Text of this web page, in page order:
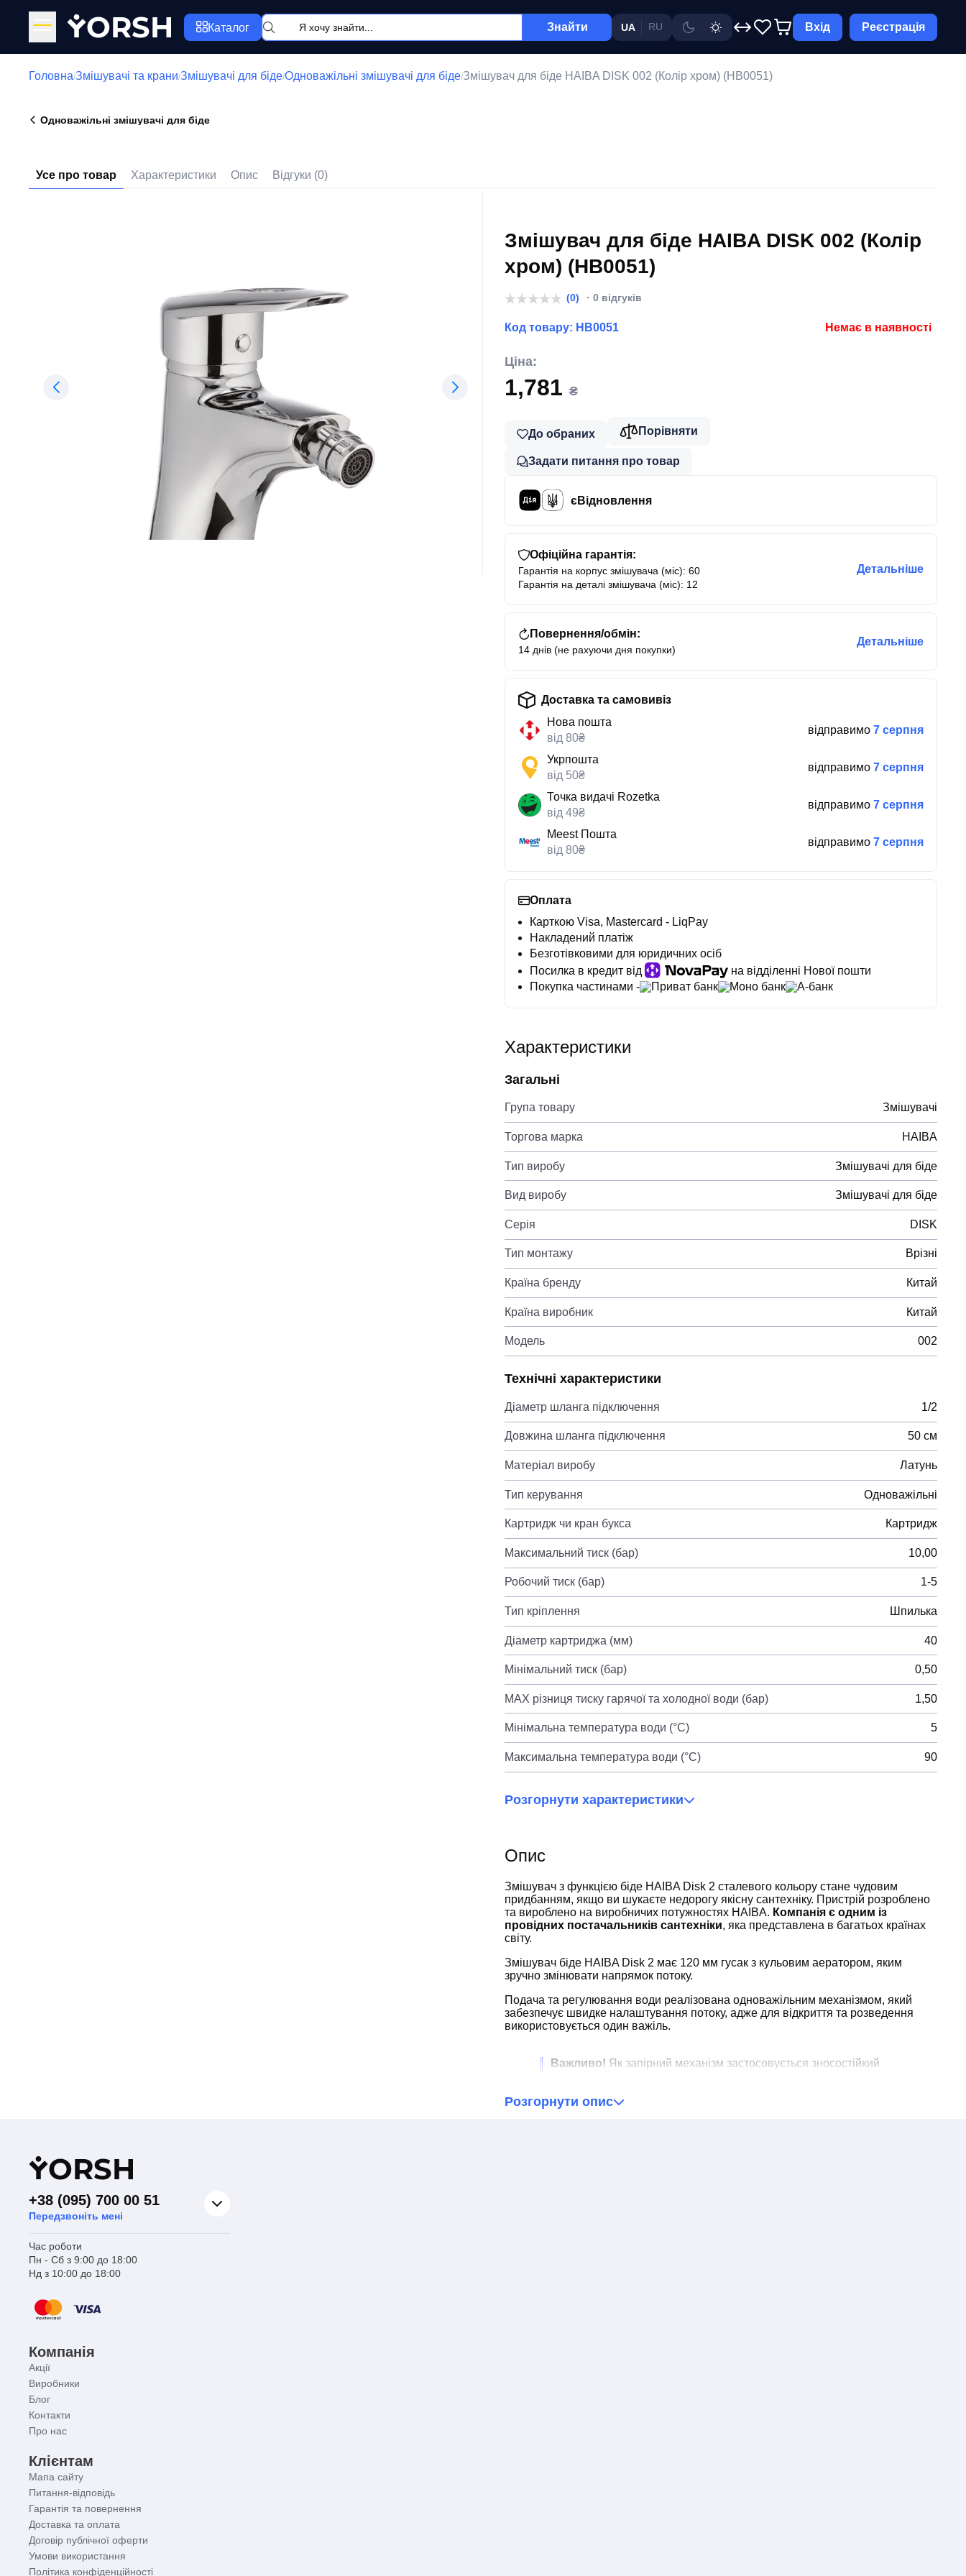
YORSH Каталог Знайти UA RU Вхід Реєстрація
Головна/Змішувачі та крани/Змішувачі для біде/Одноважільні змішувачі для біде/Змішувач для біде HAIBA DISK 002 (Колір хром) (HB0051)
Одноважільні змішувачі для біде
Усе про товар Характеристики Опис Відгуки (0)
Змішувач для біде HAIBA DISK 002 (Колір
хром) (HB0051)
(0) · 0 відгуків
Код товару: HB0051 Немає в наявності
Ціна:
1,781 ₴
До обраних Порівняти
Задати питання про товар
єВідновлення
Офіційна гарантія:
Гарантія на корпус змішувача (міс): 60
Гарантія на деталі змішувача (міс): 12
Детальніше
Повернення/обмін:
14 днів (не рахуючи дня покупки)
Детальніше
Доставка та самовивіз
Нова пошта
від 80₴
відправимо 7 серпня
Укрпошта
від 50₴
відправимо 7 серпня
Точка видачі Rozetka
від 49₴
відправимо 7 серпня
Meest Пошта
від 80₴
відправимо 7 серпня
Оплата
Карткою Visa, Mastercard - LiqPay
Накладений платіж
Безготівковими для юридичних осіб
Посилка в кредит від
на відділенні Нової пошти
Покупка частинами -
Приват банк Моно банк А-банк
Характеристики
Загальні
Група товару Змішувачі
Торгова марка HAIBA
Тип виробу Змішувачі для біде
Вид виробу Змішувачі для біде
Серія DISK
Тип монтажу Врізні
Країна бренду Китай
Країна виробник Китай
Модель 002
Технічні характеристики
Діаметр шланга підключення 1/2
Довжина шланга підключення 50 см
Матеріал виробу Латунь
Тип керування Одноважільні
Картридж чи кран букса Картридж
Максимальний тиск (бар) 10,00
Робочий тиск (бар) 1-5
Тип кріплення Шпилька
Діаметр картриджа (мм) 40
Мінімальний тиск (бар) 0,50
MAX різниця тиску гарячої та холодної води (бар) 1,50
Мінімальна температура води (°C) 5
Максимальна температура води (°C) 90
Розгорнути характеристики
Опис
Змішувач з функцією біде HAIBA Disk 2 сталевого кольору стане чудовим
придбанням, якщо ви шукаєте недорогу якісну сантехніку. Пристрій розроблено
та вироблено на виробничих потужностях HAIBA. Компанія є одним із
провідних постачальників сантехніки, яка представлена в багатьох країнах
світу.
Змішувач біде HAIBA Disk 2 має 120 мм гусак з кульовим аератором, яким
зручно змінювати напрямок потоку.
Подача та регулювання води реалізована одноважільним механізмом, який
забезпечує швидке налаштування потоку, адже для відкриття та розведення
використовується один важіль.
Важливо! Як запірний механізм застосовується зносостійкий
Кран HAIBA Disk 2 повністю виконаний з латуні. В результаті йому не страшна
Розгорнути опис
YORSH
+38 (095) 700 00 51
Передзвоніть мені
Час роботи
Пн - Сб з 9:00 до 18:00
Нд з 10:00 до 18:00
Компанія
Акції
Виробники
Блог
Контакти
Про нас
Клієнтам
Мапа сайту
Питання-відповідь
Гарантія та повернення
Доставка та оплата
Договір публічної оферти
Умови використання
Політика конфіденційності